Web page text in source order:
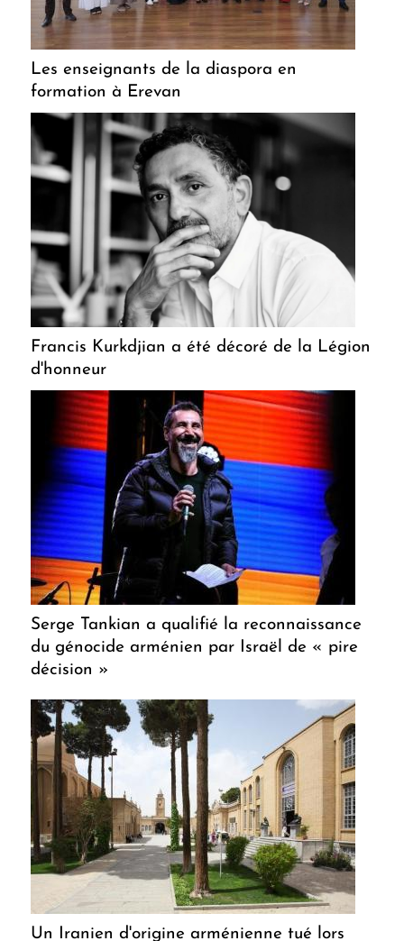
Les enseignants de la diaspora en
formation à Erevan
Francis Kurkdjian a été décoré de la Légion
d'honneur
Serge Tankian a qualifié la reconnaissance
du génocide arménien par Israël de « pire
décision »
Un Iranien d'origine arménienne tué lors